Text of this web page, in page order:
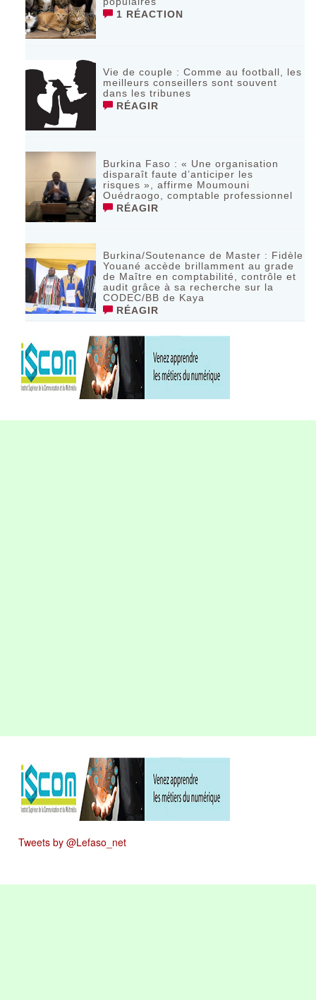
1 RÉACTION
Vie de couple : Comme au football, les
meilleurs conseillers sont souvent
dans les tribunes
RÉAGIR
Burkina Faso : « Une organisation
disparaît faute d’anticiper les
risques », affirme Moumouni
Ouédraogo, comptable professionnel
RÉAGIR
Burkina/Soutenance de Master : Fidèle
Youané accède brillamment au grade
de Maître en comptabilité, contrôle et
audit grâce à sa recherche sur la
CODEC/BB de Kaya
RÉAGIR
Tweets by @Lefaso_net